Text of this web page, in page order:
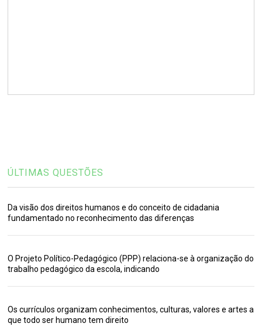
ÚLTIMAS QUESTÕES
Da visão dos direitos humanos e do conceito de cidadania
fundamentado no reconhecimento das diferenças
O Projeto Político-Pedagógico (PPP) relaciona-se à organização do
trabalho pedagógico da escola, indicando
Os currículos organizam conhecimentos, culturas, valores e artes a
que todo ser humano tem direito